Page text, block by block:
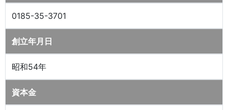
0185-35-3701
創立年月日
昭和54年
資本金